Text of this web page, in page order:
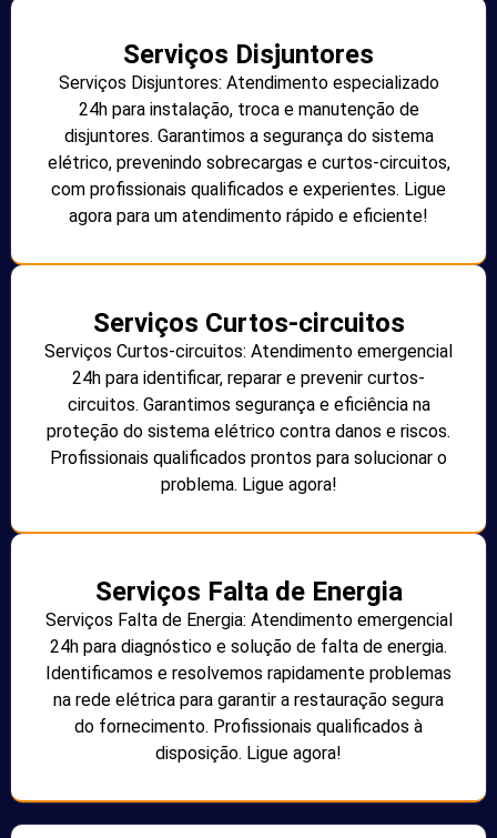
Serviços Disjuntores
Serviços Disjuntores: Atendimento especializado
24h para instalação, troca e manutenção de
disjuntores. Garantimos a segurança do sistema
elétrico, prevenindo sobrecargas e curtos-circuitos,
com profissionais qualificados e experientes. Ligue
agora para um atendimento rápido e eficiente!
Serviços Curtos-circuitos
Serviços Curtos-circuitos: Atendimento emergencial
24h para identificar, reparar e prevenir curtos-
circuitos. Garantimos segurança e eficiência na
proteção do sistema elétrico contra danos e riscos.
Profissionais qualificados prontos para solucionar o
problema. Ligue agora!
Serviços Falta de Energia
Serviços Falta de Energia: Atendimento emergencial
24h para diagnóstico e solução de falta de energia.
Identificamos e resolvemos rapidamente problemas
na rede elétrica para garantir a restauração segura
do fornecimento. Profissionais qualificados à
disposição. Ligue agora!